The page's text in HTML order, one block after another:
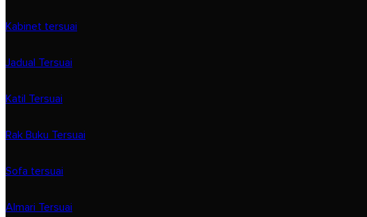
Kabinet tersuai
Jadual Tersuai
Katil Tersuai
Rak Buku Tersuai
Sofa tersuai
Almari Tersuai